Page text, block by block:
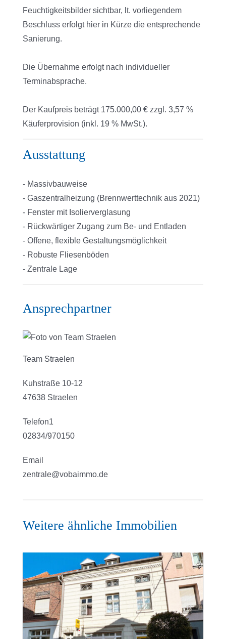
Feuchtigkeitsbilder sichtbar, lt. vorliegendem
Beschluss erfolgt hier in Kürze die entsprechende
Sanierung.
Die Übernahme erfolgt nach individueller
Terminabsprache.
Der Kaufpreis beträgt 175.000,00 € zzgl. 3,57 %
Käuferprovision (inkl. 19 % MwSt.).
Ausstattung
- Massivbauweise
- Gaszentralheizung (Brennwerttechnik aus 2021)
- Fenster mit Isolierverglasung
- Rückwärtiger Zugang zum Be- und Entladen
- Offene, flexible Gestaltungsmöglichkeit
- Robuste Fliesenböden
- Zentrale Lage
Ansprechpartner
Team Straelen
Kuhstraße 10-12
47638 Straelen
Telefon1
02834/970150
Email
zentrale@vobaimmo.de
Weitere ähnliche Immobilien